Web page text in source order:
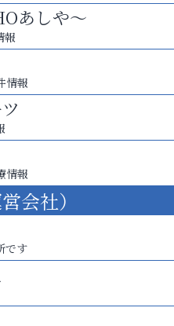
あしや～
報
情報
情報
会社）
です